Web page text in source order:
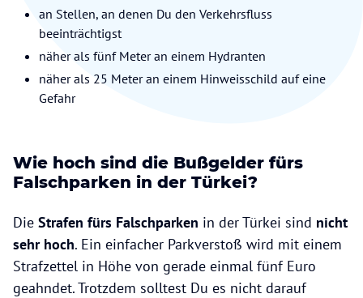
an Stellen, an denen Du den Verkehrsfluss
beeinträchtigst
näher als fünf Meter an einem Hydranten
näher als 25 Meter an einem Hinweisschild auf eine
Gefahr
Wie hoch sind die Bußgelder fürs
Falschparken in der Türkei?
Die Strafen fürs Falschparken in der Türkei sind nicht
sehr hoch. Ein einfacher Parkverstoß wird mit einem
Strafzettel in Höhe von gerade einmal fünf Euro
geahndet. Trotzdem solltest Du es nicht darauf